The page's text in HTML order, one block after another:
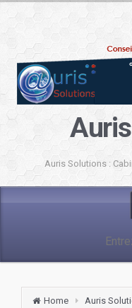
Auris Solutions :
Home Auris